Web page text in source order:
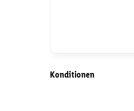
Konditionen